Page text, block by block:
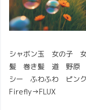
シャボン玉 女の子
髪 巻き髪 道 野原
シー ふわふわ ピ
Firefly→FLUX